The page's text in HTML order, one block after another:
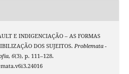
E INDIGENCIAÇÃO – AS FORMAS
DOS SUJEITOS. Problemata -
, 6(3), p. 111–128.